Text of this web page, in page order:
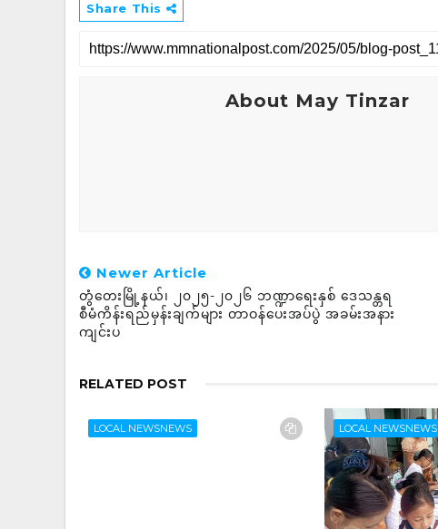
Share This
About May Tinzar
Newer Article
တွံတေးမြို့နယ်၊ ၂၀၂၅-၂၀၂၆ ဘဏ္ဍာရေးနှစ် ဒေသန္တရ
စီမံကိန်းရည်မှန်းချက်များ တာဝန်ပေးအပ်ပွဲ အခမ်းအနား
ကျင်းပ
RELATED POST
LOCAL NEWSNEWS LOCAL NEWSNEWS